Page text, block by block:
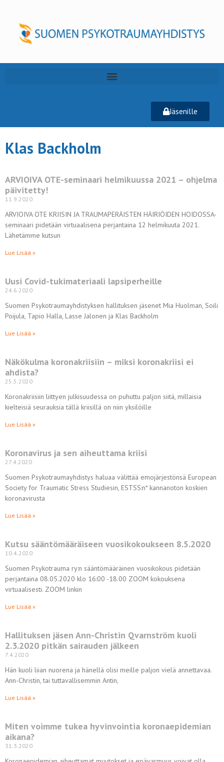
Jäsenille
Klas Backholm
ARVIOIVA OTE-seminaari helmikuussa 2021 – ohjelma
päivitetty!
11.9.2020
ARVIOIVA OTE KRIISIN JA TRAUMAPERÄISTEN HÄIRIÖIDEN HOIDOSSA-
seminaari pidetään virtuaalisena perjantaina 12 helmikuuta 2021.
Lähetämme kutsun
Lue Lisää »
Uusi Covid-tukimateriaali lapsiperheille
24.6.2020
Suomen Psykotraumayhdistyksen hallituksen jäsenet Mia Huolman, Soili
Poijula, Tapio Halla, Lasse Jalonen ja Klas Backholm
Lue Lisää »
Näkökulma koronakriisiin – miksi koronakriisi ei
ahdista?
25.5.2020
Koronakriisiin liittyen julkisuudessa on puhuttu paljon siitä, millaisia
kielteisiä seurauksia tällä kriisillä on niin yksilöille
Lue Lisää »
Koronavirus ja sen aiheuttama kriisi
27.4.2020
Suomen Psykotraumayhdistys haluaa välittää emojärjestönsä European
Society for Traumatic Stress Studiesin, ESTSS:n* kannanoton koskien
koronavirusta
Lue Lisää »
Kutsu sääntömääräiseen vuosikokoukseen 8.5.2020
10.4.2020
Suomen Psykotrauma ry:n sääntömääräinen vuosikokous pidetään
perjantaina 08.05.2020 klo 16:00 -18.00 ZOOM kokouksena
virtuaalisesti. ZOOM linkin
Lue Lisää »
Hallituksen jäsen Ann-Christin Qvarnström kuoli
2.3.2020 pitkän sairauden jälkeen
7.4.2020
Hän kuoli liian nuorena ja hänellä olisi meille paljon vielä annettavaa.
Ann-Christin, tai tuttavallisemmin Antin,
Lue Lisää »
Miten voimme tukea hyvinvointia koronaepidemian
aikana?
31.3.2020